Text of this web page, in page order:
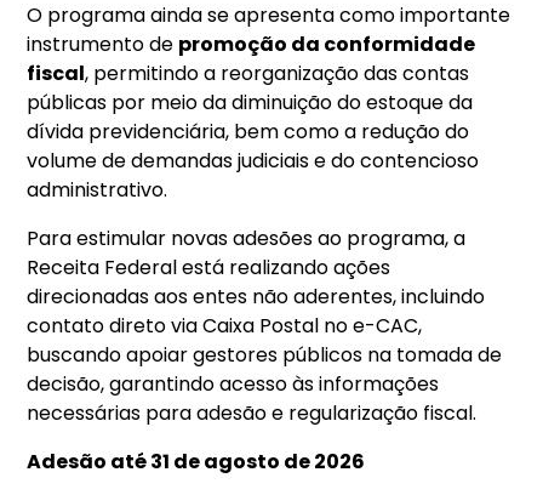
O programa ainda se apresenta como importante
instrumento de promoção da conformidade
fiscal, permitindo a reorganização das contas
públicas por meio da diminuição do estoque da
dívida previdenciária, bem como a redução do
volume de demandas judiciais e do contencioso
administrativo.
Para estimular novas adesões ao programa, a
Receita Federal está realizando ações
direcionadas aos entes não aderentes, incluindo
contato direto via Caixa Postal no e-CAC,
buscando apoiar gestores públicos na tomada de
decisão, garantindo acesso às informações
necessárias para adesão e regularização fiscal.
Adesão até 31 de agosto de 2026